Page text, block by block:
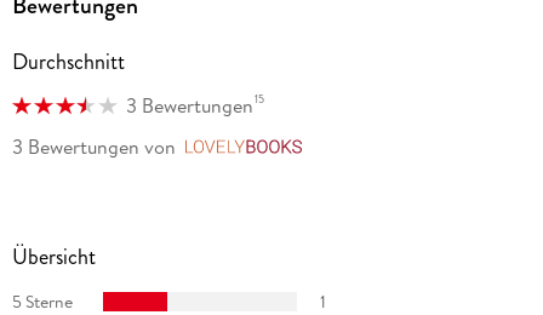
Durchschnitt
3 Bewertungen15
3 Bewertungen von
Übersicht
5 Sterne
1